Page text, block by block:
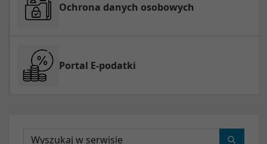
Ochrona danych osobowych
Portal E-podatki
Wyszukaj